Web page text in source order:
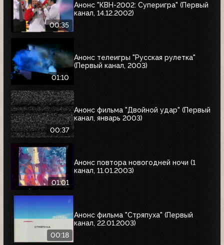
00:35
Анонс "КВН-2002: Суперигра" (Первый
канал, 14.12.2002)
01:10
Анонс телеигры "Русская рулетка"
(Первый канал, 2003)
00:37
Анонс фильма "Двойной удар" (Первый
канал, январь 2003)
01:01
Анонс повтора новогодней ночи (1
канал, 11.01.2003)
00:18
Анонс фильма "Стряпуха" (Первый
канал, 22.01.2003)